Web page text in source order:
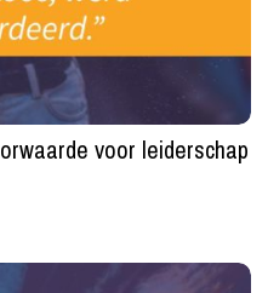
voor leiderschap